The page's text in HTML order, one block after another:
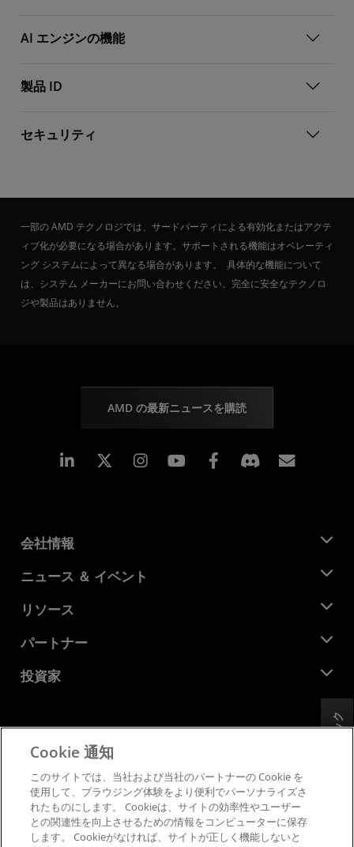
AI エンジンの機能
製品 ID
セキュリティ
一部の AMD テクノロジでは、サードパーティによる有効化またはアクテ
ィブ化が必要になる場合があります。サポートされる機能はオペレーティ
ング システムによって異なる場合があります。 具体的な機能について
は、システム メーカーにお問い合わせください。完全に安全なテクノロ
ジや製品はありません。
AMD の最新ニュースを購読
Linkedin Instagram Facebook
会社情報
AMD について
企業責任
キャリア
お問い合わせ
ニュース ＆ イベント
ニュースルーム
メディア ライブラリ
リソース
デベロッパー セントラル
ケース スタディ
パートナー
AMD パートナー ハブ
投資家
財務情報
取締役会
SEC 提出書類
プライバシー
商標
サプライ チェーンの透明性
公正でオープンな競争
フィードバック
Cookie 通知
このサイトでは、当社および当社のパートナーの Cookie を
使用して、ブラウジング体験をより便利でパーソナライズさ
れたものにします。 Cookieは、サイトの効率性やユーザー
との関連性を向上させるための情報をコンピューターに保存
します。 Cookieがなければ、サイトが正しく機能しないと